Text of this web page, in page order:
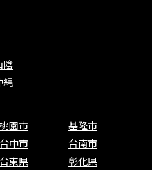
陰
縄
桃園市
基隆市
台中市
台南市
台東県
彰化県